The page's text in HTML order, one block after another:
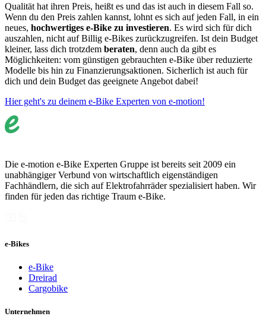
Qualität hat ihren Preis, heißt es und das ist auch in diesem Fall so.
Wenn du den Preis zahlen kannst, lohnt es sich auf jeden Fall, in ein
neues, hochwertiges e-Bike zu investieren. Es wird sich für dich
auszahlen, nicht auf Billig e-Bikes zurückzugreifen. Ist dein Budget
kleiner, lass dich trotzdem beraten, denn auch da gibt es
Möglichkeiten: vom günstigen gebrauchten e-Bike über reduzierte
Modelle bis hin zu Finanzierungsaktionen. Sicherlich ist auch für
dich und dein Budget das geeignete Angebot dabei!
Hier geht's zu deinem e-Bike Experten von e-motion!
Die e-motion e-Bike Experten Gruppe ist bereits seit 2009 ein
unabhängiger Verbund von wirtschaftlich eigenständigen
Fachhändlern, die sich auf Elektrofahrräder spezialisiert haben. Wir
finden für jeden das richtige Traum e-Bike.
e-Bikes
e-Bike
Dreirad
Cargobike
Unternehmen